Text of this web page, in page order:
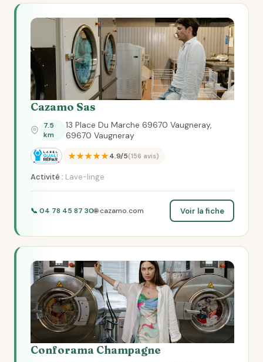
Cazamo Sas
7.5
km
13 Place Du Marche 69670 Vaugneray,
69670 Vaugneray
★★★★★4.9/5(156 avis)
Activité : Lave-linge
📞 04 78 45 87 30🌐 cazamo.com Voir la fiche
Conforama Champagne